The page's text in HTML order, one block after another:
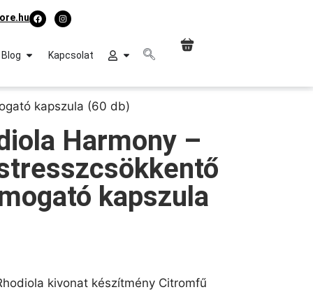
Blog Kapcsolat
kapszula (60 db)
Harmony –
kapszula
kivonat készítmény Citromfű